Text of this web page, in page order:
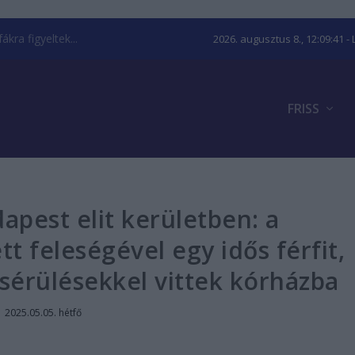
figyeltek... 2026. augusztus 8., 12:09:42 -
FRISS
elit kerületben: a
feleségével egy idős férfit,
vittek kórházba
2025.05.05. hétfő